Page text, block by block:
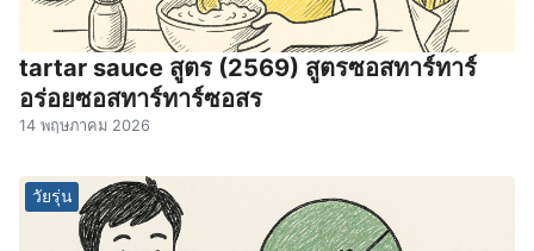
tartar sauce สูตร (2569) สูตรซอสทาร์ทาร์
อร่อยซอสทาร์ทาร์ซอสร
14 พฤษภาคม 2026
วัยรุ่น